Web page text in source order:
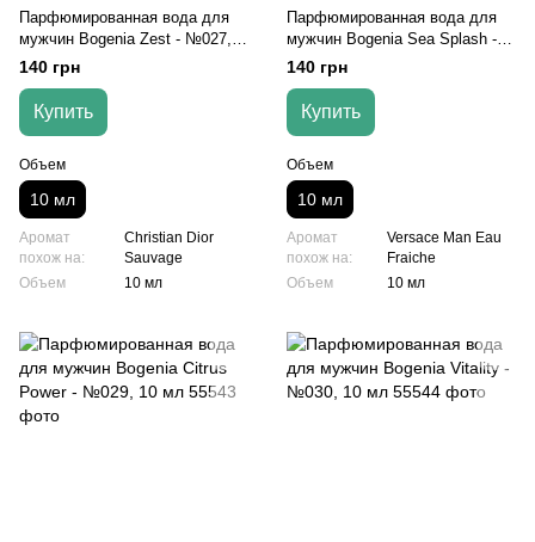
Парфюмированная вода для
мужчин Bogenia Zest - №027,
10 мл
140 грн
Купить
Объем
10 мл
Аромат
похож на:
Christian Dior
Sauvage
Объем
10 мл
Парфюмированная вода для
мужчин Bogenia Sea Splash -
№028, 10 мл
140 грн
Купить
Объем
10 мл
Аромат
похож на:
Versace Man Eau
Fraiche
Объем
10 мл